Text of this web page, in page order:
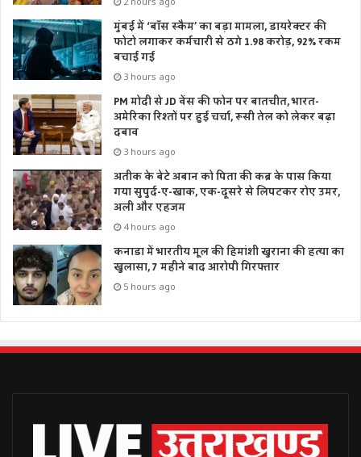
मुंबई में ‘बॉस स्कैम’ का बड़ा मामला, डायरेक्टर की
फोटो लगाकर कर्मचारी से ठगे 1.98 करोड़, 92% रकम
बचाई गई
3 hours ago
PM मोदी से JD वेंस की फोन पर बातचीत, भारत-
अमेरिका रिश्तों पर हुई चर्चा, रूसी तेल को लेकर बढ़ा
दबाव
3 hours ago
अतीक के बेटे अबान को पिता की कब्र के पास किया
गया सुपुर्द-ए-खाक, एक-दूसरे से लिपटकर रोए उमर,
अली और एहजम
4 hours ago
कनाडा में भारतीय मूल की हिमांशी खुराना की हत्या का
खुलासा, 7 महीने बाद आरोपी गिरफ्तार
5 hours ago